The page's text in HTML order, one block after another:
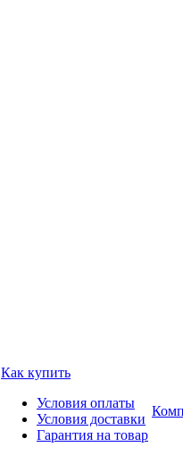
Как купить
Условия оплаты
Условия доставки
Гарантия на товар